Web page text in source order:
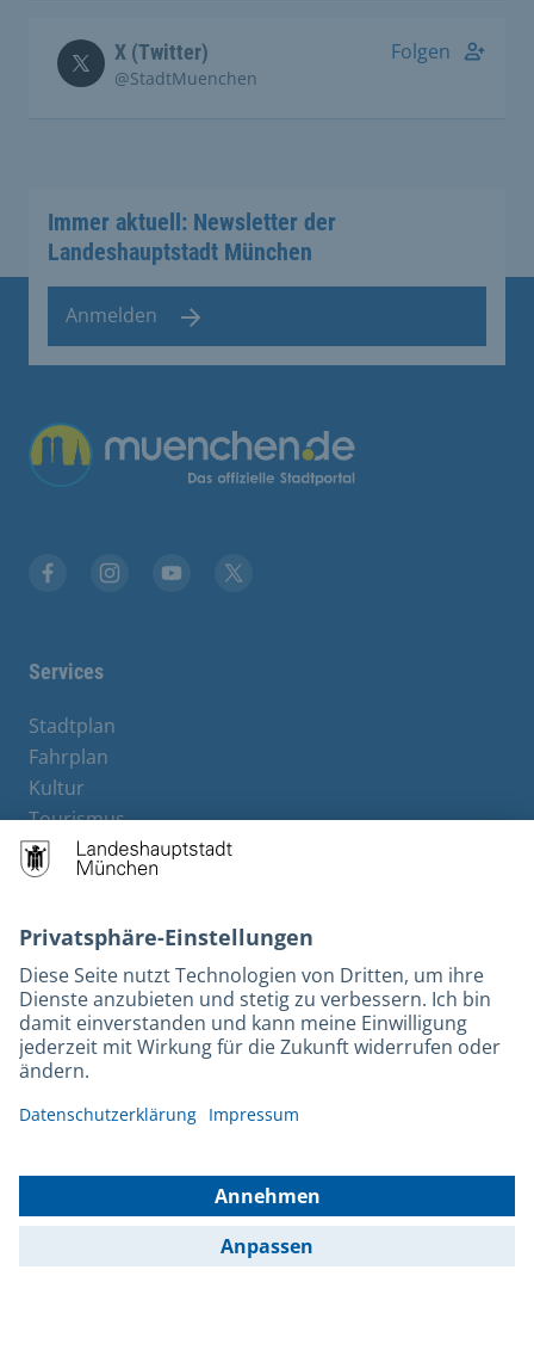
X (Twitter)
@StadtMuenchen
Folgen
Immer aktuell: Newsletter der
Landeshauptstadt München
Anmelden
Übergreifende Links
Services
Stadtplan
Fahrplan
Kultur
Tourismus
M-Strom
Bürgerservice
Rechtliches und Kontakt
Barrierefreiheit
Leichte Sprache
Gebärdensprache
Kontakt